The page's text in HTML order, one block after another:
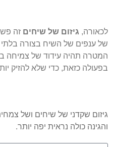
לכאורה, גיזום של שיחים זה
של ענפים של השיח בצורה בלתי
המטרה תהיה עידוד של צמיחה
בפעולה כזאת, כדי שלא להזיק
גיזום שקדני של שיחים ושל
והגינה כולה נראית יפה יותר.